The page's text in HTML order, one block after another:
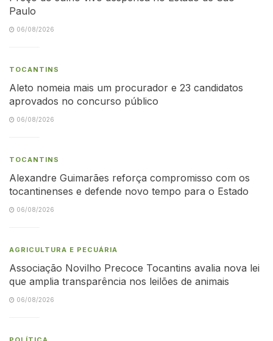
Paulo
06/08/2026
TOCANTINS
Aleto nomeia mais um procurador e 23 candidatos
aprovados no concurso público
06/08/2026
TOCANTINS
Alexandre Guimarães reforça compromisso com os
tocantinenses e defende novo tempo para o Estado
06/08/2026
AGRICULTURA E PECUÁRIA
Associação Novilho Precoce Tocantins avalia nova lei
que amplia transparência nos leilões de animais
06/08/2026